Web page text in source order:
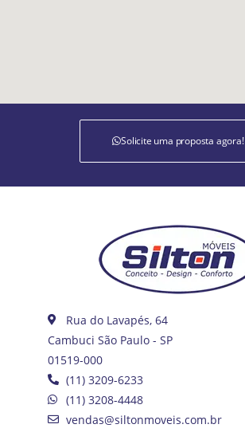
Solicite uma proposta agora!
Rua do Lavapés, 64
Cambuci São Paulo - SP
01519-000
(11) 3209-6233
(11) 3208-4448
vendas@siltonmoveis.com.br